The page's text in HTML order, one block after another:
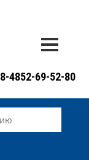
8-4852-69-52-80